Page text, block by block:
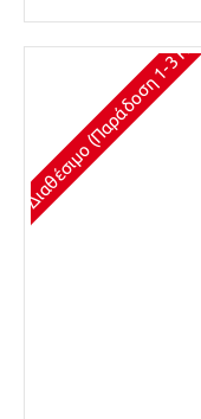
Διαθέσιμο (Παράδοση